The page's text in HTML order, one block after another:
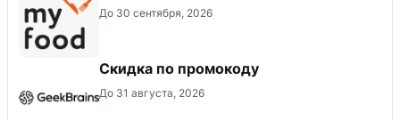
До 30 сентября, 2026
Скидка по промокоду
До 31 августа, 2026